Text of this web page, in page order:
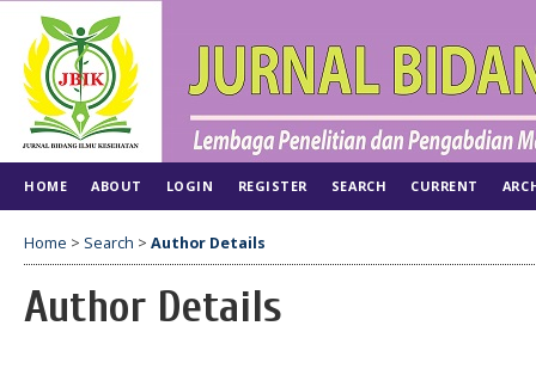
HOME ABOUT LOGIN REGISTER SEARCH CURRENT
Home > Search > Author Details
Author Details